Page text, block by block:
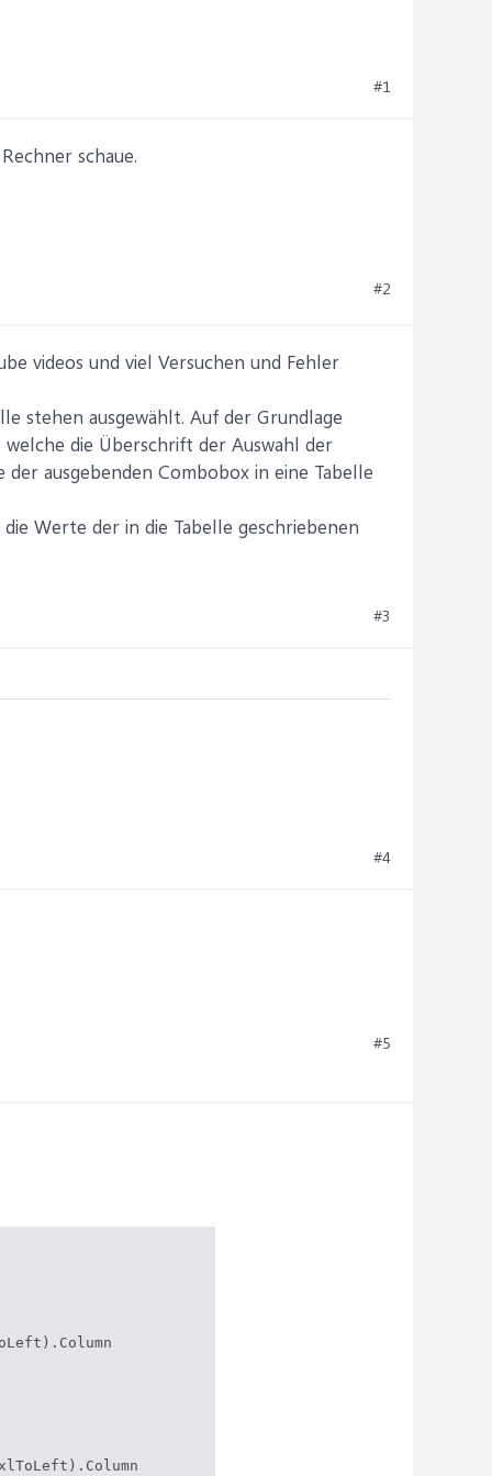
#1
schaue.
#2
videos und viel Versuchen und Fehler
stehen ausgewählt. Auf der Grundlage
die Überschrift der Auswahl der
ausgebenden Combobox in eine Tabelle
Werte der in die Tabelle geschriebenen
#3
#4
#5